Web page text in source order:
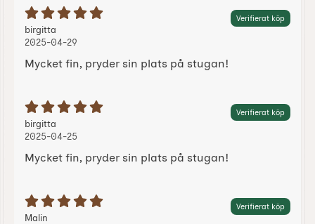
Betyg: 5 Stjärnor av 5 Verifierat köp
Recension av:
birgitta
2025-04-29
Mycket fin, pryder sin plats på stugan!
Betyg: 5 Stjärnor av 5 Verifierat köp
Recension av:
birgitta
2025-04-25
Mycket fin, pryder sin plats på stugan!
Betyg: 5 Stjärnor av 5 Verifierat köp
Recension av:
Malin